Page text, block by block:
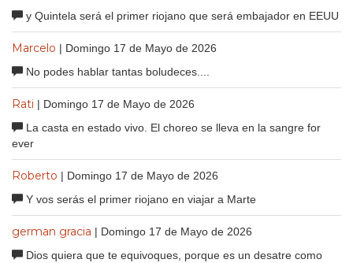
y Quintela será el primer riojano que será embajador en EEUU
Marcelo | Domingo 17 de Mayo de 2026
No podes hablar tantas boludeces....
Rati | Domingo 17 de Mayo de 2026
La casta en estado vivo. El choreo se lleva en la sangre for
ever
Roberto | Domingo 17 de Mayo de 2026
Y vos serás el primer riojano en viajar a Marte
german gracia | Domingo 17 de Mayo de 2026
Dios quiera que te equivoques, porque es un desatre como